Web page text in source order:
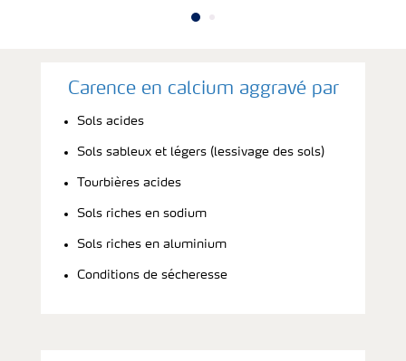
Carence en calcium aggravé par
Sols acides
Sols sableux et légers (lessivage des sols)
Tourbières acides
Sols riches en sodium
Sols riches en aluminium
Conditions de sécheresse